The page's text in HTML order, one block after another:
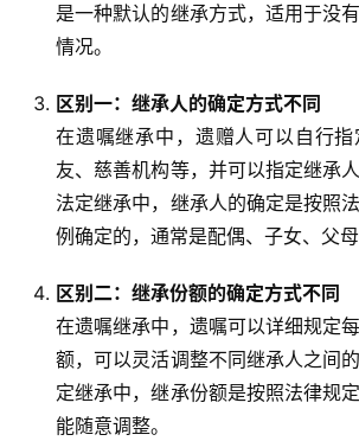
是一种默认的继承方式，适用于没
情况。
区别一：继承人的确定方式不同
在遗嘱继承中，遗赠人可以自行
友、慈善机构等，并可以指定继承
法定继承中，继承人的确定是按照
例确定的，通常是配偶、子女、父母
区别二：继承份额的确定方式不同
在遗嘱继承中，遗嘱可以详细规定
额，可以灵活调整不同继承人之间
定继承中，继承份额是按照法律规
能随意调整。